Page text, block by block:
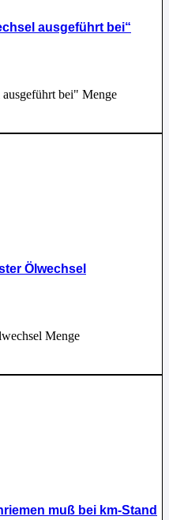
ausgeführt bei“
bei" Menge
Ölwechsel
Menge
muß bei km-Stand